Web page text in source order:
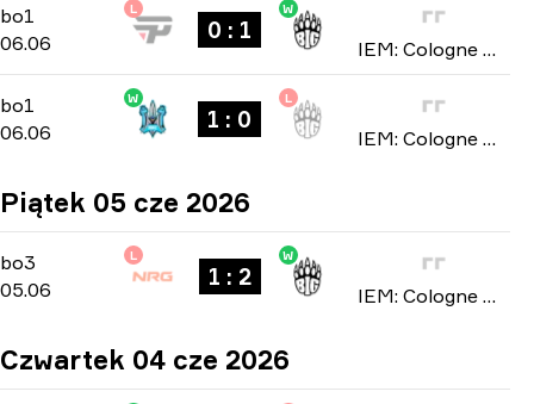
bo1
bo1
06.06
L
0 : 1
W
IEM: Cologne Major 2026
bo1
bo1
06.06
W
1 : 0
L
IEM: Cologne Major 2026
Piątek 05 cze 2026
bo3
bo3
05.06
L
1 : 2
W
IEM: Cologne Major 2026
Czwartek 04 cze 2026